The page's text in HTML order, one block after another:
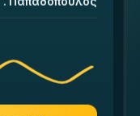
Παπαδόπουλος